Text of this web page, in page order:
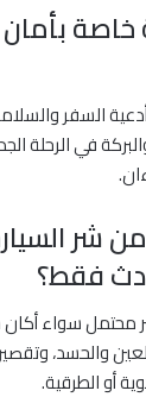
بأمان
السفر
في الرحلة
شر
فقط؟
سواء أكان
والحسد،
أو الطرقية.